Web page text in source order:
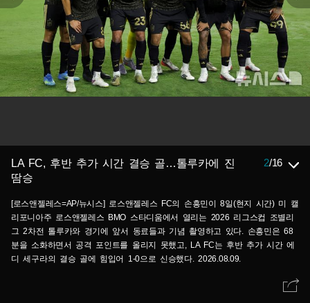
LA FC, 후반 추가 시간 결승 골…톨루카에 진
땀승
2/16
[로스앤젤레스=AP/뉴시스] 로스앤젤레스 FC의 손흥민이 8일(현지 시간) 미 캘
리포니아주 로스앤젤레스 BMO 스타디움에서 열리는 2026 리그스컵 조별리
그 2차전 톨루카와 경기에 앞서 동료들과 기념 촬영하고 있다. 손흥민은 68
분을 소화하면서 공격 포인트를 올리지 못했고, LA FC는 후반 추가 시간 에
디 세구라의 결승 골에 힘입어 1-0으로 신승했다. 2026.08.09.